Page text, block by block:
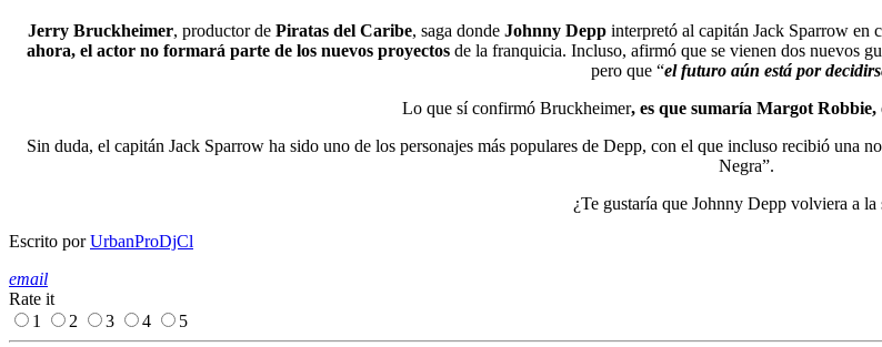
Jerry Bruckheimer, productor de Piratas del Caribe, saga donde Johnny Depp interpretó al capitán Jack Sparrow en
ahora, el actor no formará parte de los nuevos proyectosde la franquicia. Incluso, afirmó que se vienen dos nuevos
pero que “el futuro aún está por
Lo que sí confirmó Bruckheimer, es que sumaría Margot Robbie,
Sin duda, el capitán Jack Sparrow ha sido uno de los personajes más populares de Depp, con el que incluso recibió una
Negra”.
¿Te gustaría que Johnny Depp volviera a la
Escrito porUrbanProDjCl
email
Rate it
1
2 3 4 5